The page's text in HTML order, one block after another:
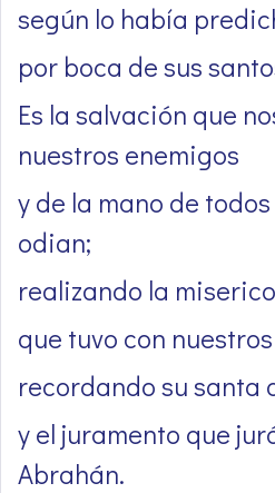
según lo había
por boca de sus
Es la salvación que
nuestros enemigos
y de la mano de
odian;
realizando la
que tuvo con
recordando su santa
y el juramento que
Abrahán.